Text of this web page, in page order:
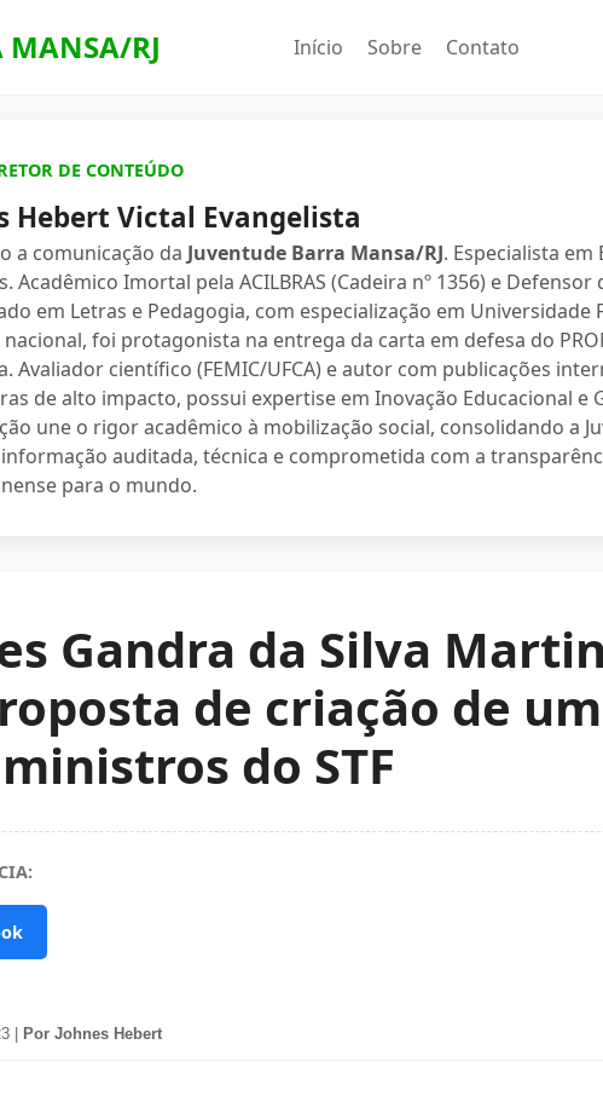
MANSA/RJ Início Sobre Contato
DE CONTEÚDO
Hebert Victal Evangelista
a comunicação da Juventude Barra Mansa/RJ. Especialista em
Acadêmico Imortal pela ACILBRAS (Cadeira nº 1356) e
em Letras e Pedagogia, com especialização em
foi protagonista na entrega da carta em defesa do
Avaliador científico (FEMIC/UFCA) e autor com publicações
de alto impacto, possui expertise em Inovação Educacional e
une o rigor acadêmico à mobilização social, consolidando a
auditada, técnica e comprometida com a
para o mundo.
Gandra da Silva
de criação de
do STF
| Por Johnes Hebert